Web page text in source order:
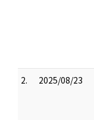
2. 2025/08/23